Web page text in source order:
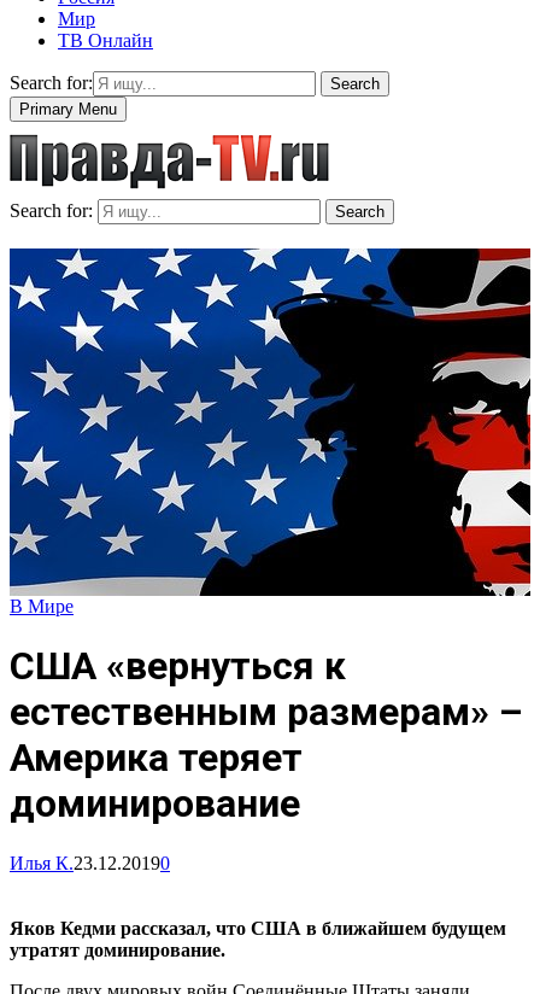
Мир
ТВ Онлайн
Search for:
Search
Primary Menu
Search for: Search
В Мире
США «вернуться к
естественным размерам» –
Америка теряет
доминирование
Илья К.23.12.20190
Яков Кедми рассказал, что США в ближайшем будущем
утратят доминирование.